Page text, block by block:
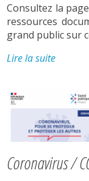
Consultez la
ressources
grand public sur
Lire la suite
Coronavirus /